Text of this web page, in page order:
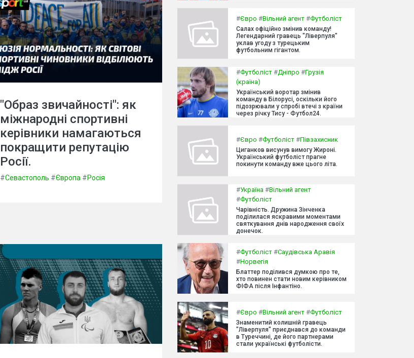
"Образ звичайності": як
міжнародні спортивні
керівники намагаються
покращити репутацію
Росії.
#Севастополь #Європа #Росія
#Євро #Вільний агент #Футболіст
Салах офіційно змінив команду!
Легендарний гравець "Ліверпуля"
уклав угоду з турецьким
футбольним гігантом.
#Футболіст #Дніпро #Грузія
(країна)
Український воротар змінив
команду в Білорусі, оскільки його
підозрювали у спробі втечі з країни
через річку Тису - Футбол24.
#Євро #Футболіст #Півзахисник
Циганков висунув вимогу Жироні.
Український футболіст прагне
покинути команду вже цього літа.
#Україна #Вільний агент
#Футболіст
Чарівність. Дружина Зінченка
поділилася яскравими моментами
святкування днів народження своїх
донечок.
#Футболіст #Саудівська Аравія
#Норвегія
Блаттер поділився думкою про те,
хто повинен стати новим керівником
ФІФА після Інфантіно.
#Євро #Вільний агент #Футболіст
Знаменитий колишній гравець
"Ліверпуля" приєднався до команди
в Туреччині, де його партнерами
стали українські футболісти.